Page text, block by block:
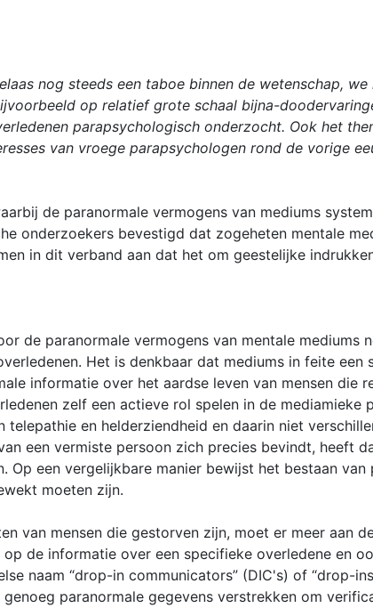
nog steeds een taboe binnen de wetenschap, we
op relatief grote schaal bijna-
parapsychologisch onderzocht. Ook het
van vroege parapsychologen rond de vorige
de paranormale vermogens van mediums
onderzoekers bevestigd dat zogeheten mentale
in dit verband aan dat het om geestelijke
de paranormale vermogens van mentale mediums
Het is denkbaar dat mediums in feite een
informatie over het aardse leven van mensen die
zelf een actieve rol spelen in de mediamieke
en helderziendheid en daarin niet
een vermiste persoon zich precies bevindt, heeft
een vergelijkbare manier bewijst het bestaan van
moeten zijn.
van mensen die gestorven zijn, moet er meer aan
de informatie over een specifieke overledene en
naam “drop-in communicators” (DIC's) of “drop-
paranormale gegevens verstrekken om